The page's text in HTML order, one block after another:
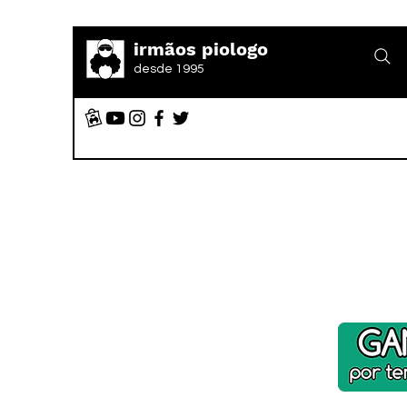
irmãos piologo
desde 1995